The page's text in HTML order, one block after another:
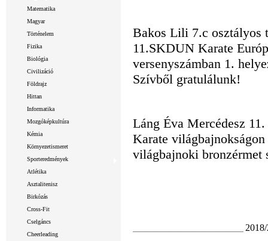
Matematika
Magyar
Történelem
Fizika
Biológia
Civilizáció
Földrajz
Hittan
Informatika
Mozgóképkultúra
Kémia
Környezetismeret
Sporteredmények
Atlétika
Asztalitenisz
Birkózás
Cross-Fit
Cselgáncs
Cheerleading
Bakos Lili 7.c osztályos
11.SKDUN Karate
versenyszámban 1.
Szívből gratulálunk!
Láng Éva Mercédesz
Karate
világbajnoki bronzérmet